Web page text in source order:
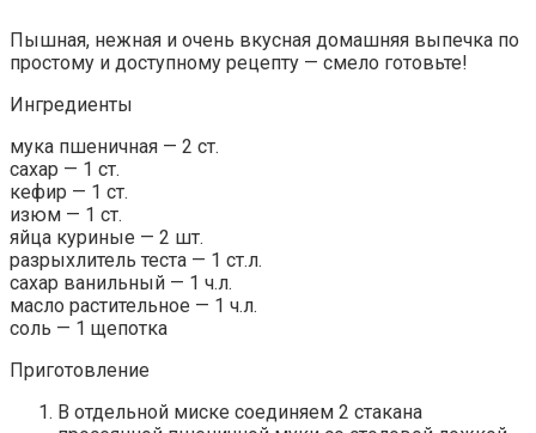
Пышная, нежная и очень вкусная домашняя выпечка по
простому и доступному рецепту — смело готовьте!
Ингредиенты
мука пшеничная — 2 ст.
сахар — 1 ст.
кефир — 1 ст.
изюм — 1 ст.
яйца куриные — 2 шт.
разрыхлитель теста — 1 ст.л.
сахар ванильный — 1 ч.л.
масло растительное — 1 ч.л.
соль — 1 щепотка
Приготовление
В отдельной миске соединяем 2 стакана